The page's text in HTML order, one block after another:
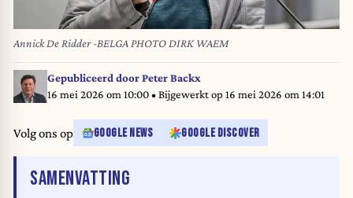
Annick De Ridder -BELGA PHOTO DIRK WAEM
Gepubliceerd doorPeter Backx
16 mei 2026 om 10:00• Bijgewerkt op16 mei 2026 om 14:01
Volg ons op GOOGLE NEWS GOOGLE DISCOVER
SAMENVATTING